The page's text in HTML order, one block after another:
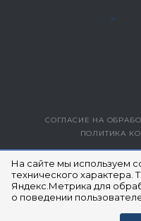
На сайте мы используем
технического характера.
Яндекс.Метрика для
о поведении
>
СОГЛАСИЕ НА
ПОЛИТИКА
© 2014- 2026